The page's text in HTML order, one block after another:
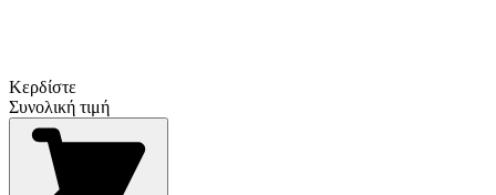
Κερδίστε
Συνολική τιμή